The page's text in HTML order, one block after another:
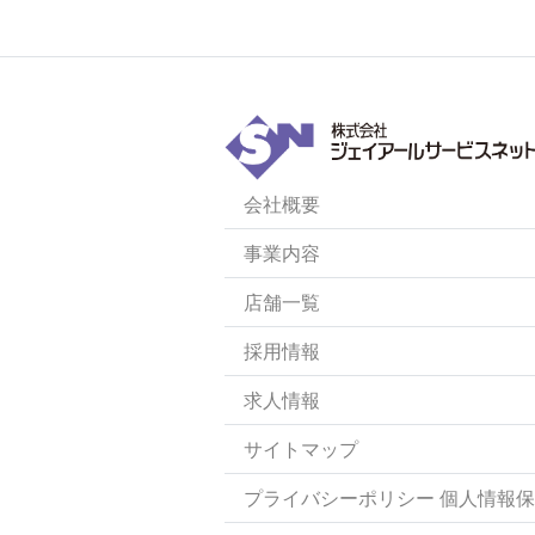
会社概要
事業内容
店舗一覧
採用情報
求人情報
サイトマップ
プライバシーポリシー 個人情報